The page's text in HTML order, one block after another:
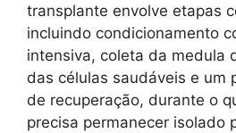
transplante envolve etapas
incluindo condicionamento
intensiva, coleta da medula
das células saudáveis e um
de recuperação, durante o
precisa permanecer isolado